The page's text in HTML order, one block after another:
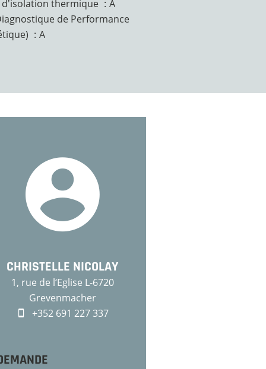
d'isolation thermique
A
de Performance
A
CHRISTELLE NICOLAY
1, rue de l‘Eglise L-6720
Grevenmacher
+352 691 227 337